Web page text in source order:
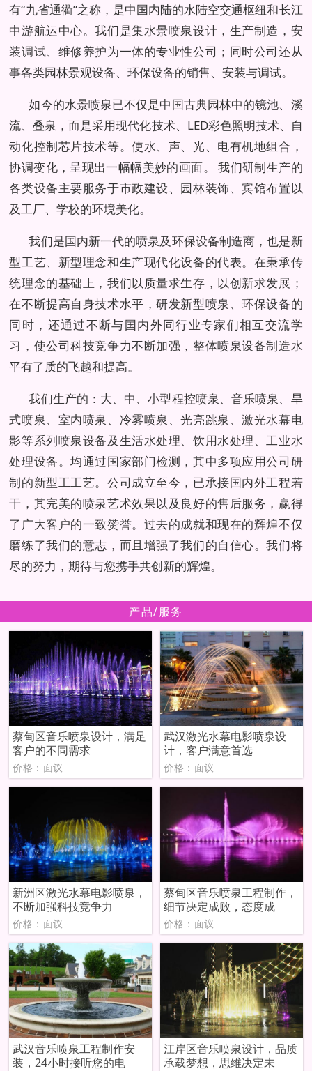
有“九省通衢”之称，是中国内陆的水陆空交通枢纽和长江
中游航运中心。我们是集水景喷泉设计，生产制造，安
装调试、维修养护为一体的专业性公司；同时公司还从
事各类园林景观设备、环保设备的销售、安装与调试。
如今的水景喷泉已不仅是中国古典园林中的镜池、溪
流、叠泉，而是采用现代化技术、LED彩色照明技术、自
动化控制芯片技术等。使水、声、光、电有机地组合，
协调变化，呈现出一幅幅美妙的画面。 我们研制生产的
各类设备主要服务于市政建设、园林装饰、宾馆布置以
及工厂、学校的环境美化。
我们是国内新一代的喷泉及环保设备制造商，也是新
型工艺、新型理念和生产现代化设备的代表。在秉承传
统理念的基础上，我们以质量求生存，以创新求发展；
在不断提高自身技术水平，研发新型喷泉、环保设备的
同时，还通过不断与国内外同行业专家们相互交流学
习，使公司科技竞争力不断加强，整体喷泉设备制造水
平有了质的飞越和提高。
我们生产的：大、中、小型程控喷泉、音乐喷泉、旱
式喷泉、室内喷泉、冷雾喷泉、光亮跳泉、激光水幕电
影等系列喷泉设备及生活水处理、饮用水处理、工业水
处理设备。均通过国家部门检测，其中多项应用公司研
制的新型工工艺。公司成立至今，已承接国内外工程若
干，其完美的喷泉艺术效果以及良好的售后服务，赢得
了广大客户的一致赞誉。过去的成就和现在的辉煌不仅
磨练了我们的意志，而且增强了我们的自信心。我们将
尽的努力，期待与您携手共创新的辉煌。
产品/服务
蔡甸区音乐喷泉设计，满足
客户的不同需求
价格：面议
武汉激光水幕电影喷泉设
计，客户满意首选
价格：面议
新洲区激光水幕电影喷泉，
不断加强科技竞争力
价格：面议
蔡甸区音乐喷泉工程制作，
细节决定成败，态度成
价格：面议
武汉音乐喷泉工程制作安
装，24小时接听您的电
江岸区音乐喷泉设计，品质
承载梦想，思维决定未